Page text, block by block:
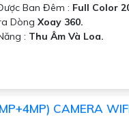
Ban Đêm : Full Color
Dòng Xoay 360.
: Thu Âm Và Loa.
CAMERA